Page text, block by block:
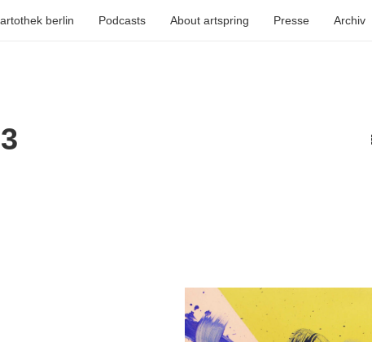
artothek berlin Podcasts About artspring Presse Archiv